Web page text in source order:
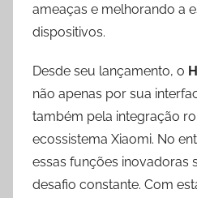
ameaças e melhorando a
dispositivos.
Desde seu lançamento, o
não apenas por sua
também pela integração
ecossistema Xiaomi. No
essas funções inovadoras
desafio constante. Com